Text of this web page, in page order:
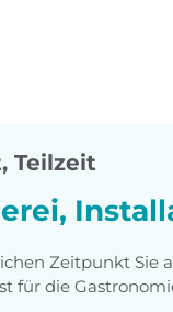
Teilzeit
Zeitpunkt Sie
für die